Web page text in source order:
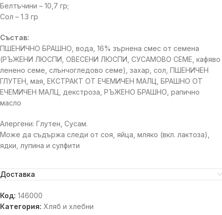
Белтъчини – 10,7 гр;
Сол – 1.3 гр
Състав:
ПШЕНИЧНО БРАШНО, вода, 16% зърнена смес от семена
(РЪЖЕНИ ЛЮСПИ, ОВЕСЕНИ ЛЮСПИ, СУСАМОВО СЕМЕ, кафяво
ленено семе, слънчогледово семе), захар, сол, ПШЕНИЧЕН
ГЛУТЕН, мая, ЕКСТРАКТ ОТ ЕЧЕМИЧЕН МАЛЦ, БРАШНО ОТ
ЕЧЕМИЧЕН МАЛЦ, декстроза, РЪЖЕНО БРАШНО, рапично
масло
Алергени: Глутен, Сусам.
Може да съдържа следи от соя, яйца, мляко (вкл. лактоза),
ядки, лупина и сулфити
Доставка
Код: 146000
Категория: Хляб и хлебни